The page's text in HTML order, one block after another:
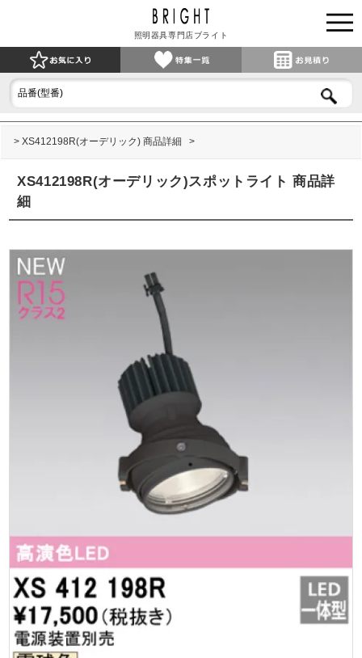
照明器具専門店ブライト
XS412198R(オーデリック) 商品詳細
XS412198R(オーデリック)スポットライト 商品詳
細